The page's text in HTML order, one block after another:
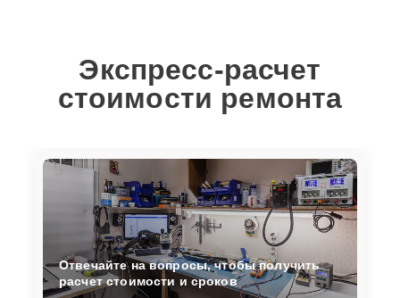
Экспресс-расчет
стоимости ремонта
Отвечайте на вопросы, чтобы получить
расчет стоимости и сроков